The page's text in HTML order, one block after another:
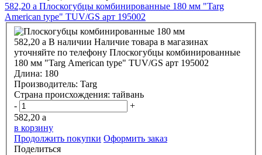
582,20 a Плоскогубцы комбинированные 180 мм "Targ
American type" TUV/GS арт 195002
582,20 a В наличии Наличие товара в магазинах
уточняйте по телефону Плоскогубцы комбинированные
180 мм "Targ American type" TUV/GS арт 195002
Длина: 180
Производитель: Targ
Страна происхождения: тайвань
-
+
582,20 a
в корзину
Продолжить покупки Оформить заказ
Поделиться